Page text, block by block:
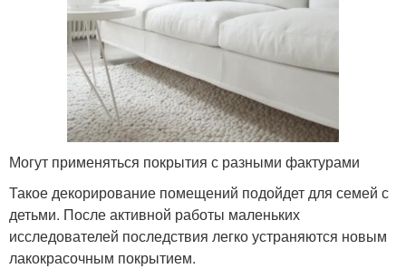
Могут применяться покрытия с разными фактурами
Такое декорирование помещений подойдет для семей с
детьми. После активной работы маленьких
исследователей последствия легко устраняются новым
лакокрасочным покрытием.